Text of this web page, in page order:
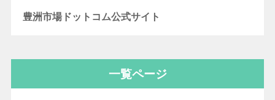
豊洲市場ドットコム公式サイト
一覧ページ